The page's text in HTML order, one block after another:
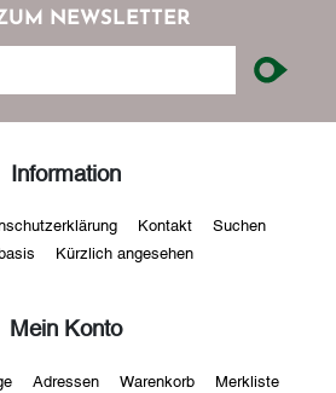
NEWSLETTER
Information
Kontakt Suchen
Kürzlich angesehen
Mein Konto
Adressen Warenkorb Merkliste